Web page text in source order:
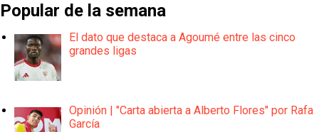
Popular de la semana
El dato que destaca a Agoumé entre las cinco
grandes ligas
Opinión | "Carta abierta a Alberto Flores" por Rafa
García